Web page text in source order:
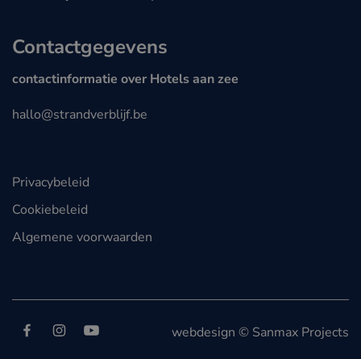
Contactgegevens
contactinformatie over Hotels aan zee
hallo@strandverblijf.be
Privacybeleid
Cookiebeleid
Algemene voorwaarden
Volg ons op
FacebookInstagram webdesign © Sanmax Projects